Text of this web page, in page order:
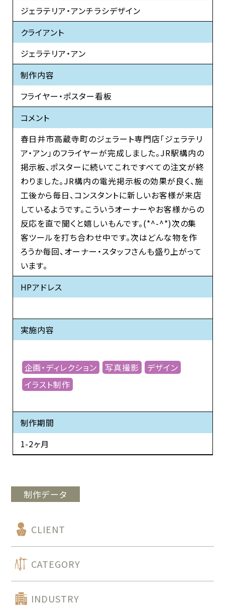
ジェラテリア・アンチラシデザイン
クライアント
ジェラテリア・アン
制作内容
フライヤー・ポスター看板
コメント
春日井市高蔵寺町のジェラート専門店「ジェラテリ
ア・アン」のフライヤーが完成しました。JR駅構内の
掲示板、ポスターに続いてこれですべての注文が終
わりました。JR構内の電光掲示板の効果が良く、施
工後から毎日、コンスタントに新しいお客様が来店
しているようです。こういうオーナーやお客様からの
反応を直で聞くと嬉しいもんです。(*^-^*)次の集
客ツールを打ち合わせ中です。次はどんな物を作
ろうか毎回、オーナー・スタッフさんも盛り上がって
います。
HPアドレス
実施内容
企画・ディレクション 写真撮影
デザイン
イラスト制作
制作期間
1-2ヶ月
制作データ
CLIENT
CATEGORY
INDUSTRY